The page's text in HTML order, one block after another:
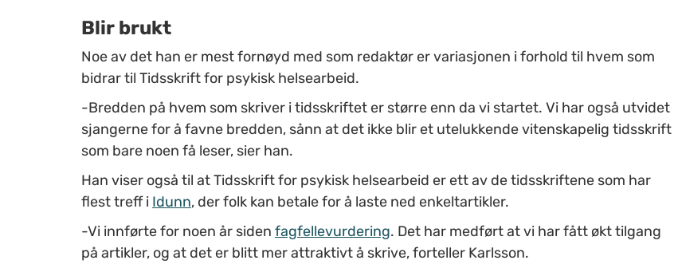
Blir brukt
Noe av det han er mest fornøyd med som redaktør er variasjonen i forhold til hvem som
bidrar til Tidsskrift for psykisk helsearbeid.
-Bredden på hvem som skriver i tidsskriftet er større enn da vi startet. Vi har også utvidet
sjangerne for å favne bredden, sånn at det ikke blir et utelukkende vitenskapelig tidsskrift
som bare noen få leser, sier han.
Han viser også til at Tidsskrift for psykisk helsearbeid er ett av de tidsskriftene som har
flest treff i Idunn, der folk kan betale for å laste ned enkeltartikler.
-Vi innførte for noen år siden fagfellevurdering. Det har medført at vi har fått økt tilgang
på artikler, og at det er blitt mer attraktivt å skrive, forteller Karlsson.